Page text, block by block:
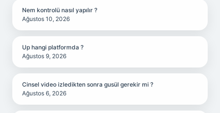
Nem kontrolü nasıl yapılır ?
Ağustos 10, 2026
Up hangi platformda ?
Ağustos 9, 2026
Cinsel video izledikten sonra gusül gerekir mi ?
Ağustos 6, 2026